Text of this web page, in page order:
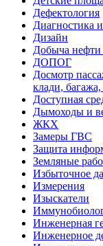
Дефектология
Диагностика
Дизайн
Добыча нефти
ДОПОГ
Досмотр
клади,
Доступная
Дымоходы и
ЖКХ
Замеры ГВС
Защита
Земляные
Избыточное
Измерения
Изыскатели
Инженерная
Инженерное